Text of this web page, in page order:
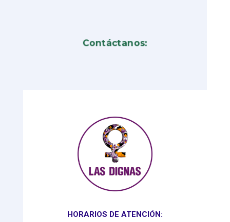
Contáctanos:
HORARIOS DE ATENCIÓN: